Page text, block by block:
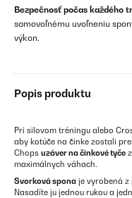
Bezpečnosť počas každého
samovoľnému uvoľneniu
výkon.
Popis produktu
Pri silovom tréningu alebo
aby kotúče na činke zostali
Chops uzáver na činkové tyče
maximálnych váhach.
Svorková spona je vyrobená z
Nasadíte ju jednou rukou a